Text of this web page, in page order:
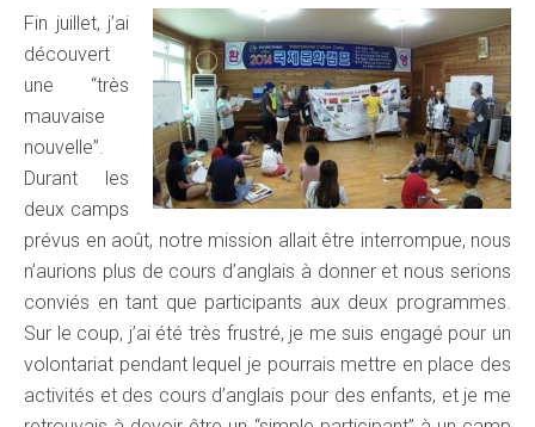
Fin juillet, j’ai
découvert
une “très
mauvaise
nouvelle”.
Durant les
deux camps
prévus en août, notre mission allait être interrompue, nous
n’aurions plus de cours d’anglais à donner et nous serions
conviés en tant que participants aux deux programmes.
Sur le coup, j’ai été très frustré, je me suis engagé pour un
volontariat pendant lequel je pourrais mettre en place des
activités et des cours d’anglais pour des enfants, et je me